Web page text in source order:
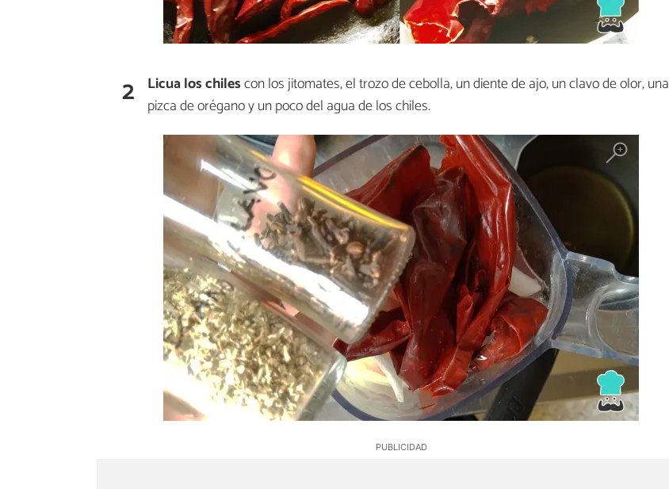
2 Licua los chilescon los jitomates, el trozo de cebolla, un diente de ajo, un clavo de olor, una
pizca de orégano y un poco del agua de los chiles.